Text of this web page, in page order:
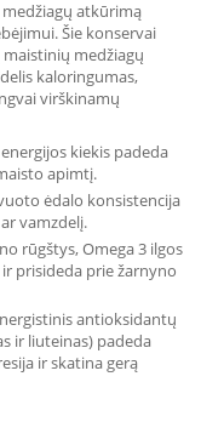
atkūrimą
Šie konservai
medžiagų
kaloringumas,
virškinamų
kiekis padeda
apimtį.
ėdalo konsistencija
vamzdelį.
rūgštys, Omega 3 ilgos
prisideda prie žarnyno
antioksidantų
ir liuteinas) padeda
ir skatina gerą